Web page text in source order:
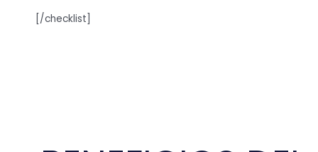
[/checklist]